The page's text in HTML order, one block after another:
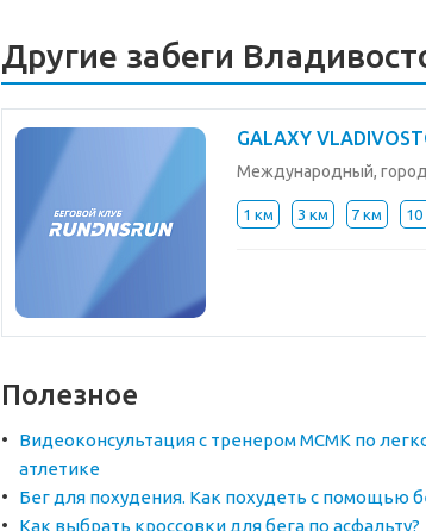
Другие забеги
GALAXY
Международный,
1 км 3 км 7 км 10
Полезное
Видеоконсультация с тренером МСМК по
атлетике
Бег для похудения. Как похудеть с помощью
Как выбрать кроссовки для бега по асфальту?